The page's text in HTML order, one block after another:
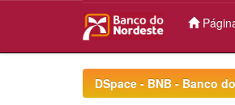
DSpace - BNB - Banco